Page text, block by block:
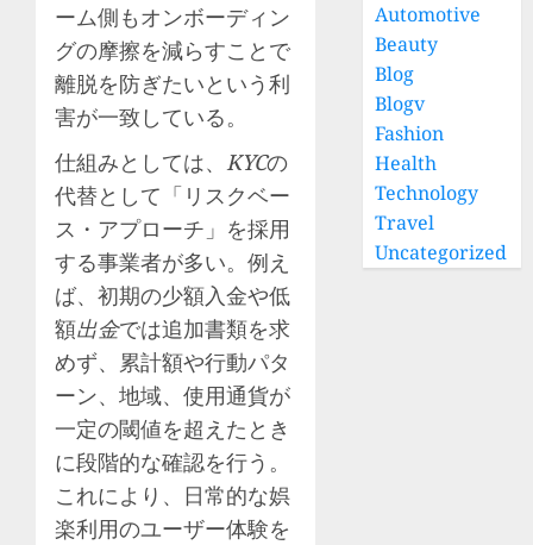
ーム側もオンボーディン
グの摩擦を減らすことで
離脱を防ぎたいという利
害が一致している。
仕組みとしては、 KYCの
代替として「リスクベー
ス・アプローチ」を採用
する事業者が多い。例え
ば、初期の少額入金や低
額出金では追加書類を求
めず、累計額や行動パタ
ーン、地域、使用通貨が
一定の閾値を超えたとき
に段階的な確認を行う。
これにより、日常的な娯
楽利用のユーザー体験を
Automotive
Beauty
Blog
Blogv
Fashion
Health
Technology
Travel
Uncategorized